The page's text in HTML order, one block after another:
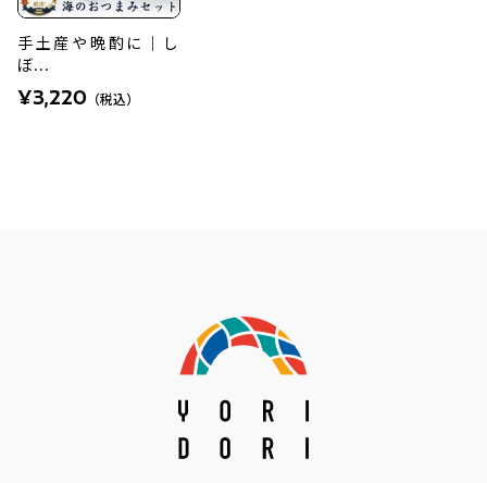
手土産や晩酌に｜し
ぼ...
¥3,220 （税込）